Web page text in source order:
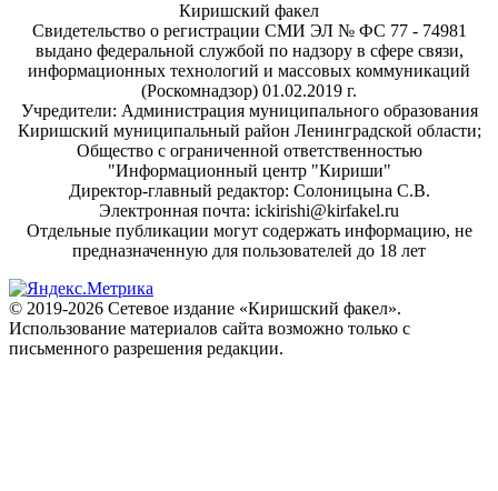
Киришский факел
Свидетельство о регистрации СМИ ЭЛ № ФС 77 - 74981
выдано федеральной службой по надзору в сфере связи,
информационных технологий и массовых коммуникаций
(Роскомнадзор) 01.02.2019 г.
Учредители: Администрация муниципального образования
Киришский муниципальный район Ленинградской области;
Общество с ограниченной ответственностью
"Информационный центр "Кириши"
Директор-главный редактор: Солоницына С.В.
Электронная почта: ickirishi@kirfakel.ru
Отдельные публикации могут содержать информацию, не
предназначенную для пользователей до 18 лет
© 2019-2026 Сетевое издание «Киришский факел».
Использование материалов сайта возможно только с
письменного разрешения редакции.